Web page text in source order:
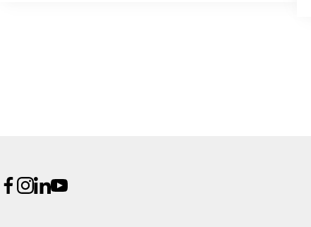
Facebook
Instagram
LinkedIn
Youtube